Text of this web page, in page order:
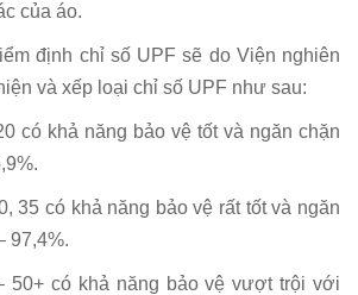
của áo.
định chỉ số UPF sẽ do Viện nghiên
và xếp loại chỉ số UPF như sau:
có khả năng bảo vệ tốt và ngăn chặn
35 có khả năng bảo vệ rất tốt và ngăn
97,4%.
50+ có khả năng bảo vệ vượt trội với